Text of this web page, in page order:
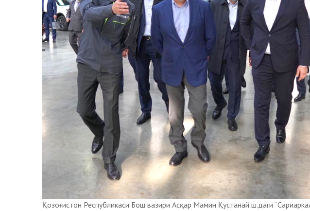
Қозоғистон Республикаси Бош вазири Асқар Мамин Қустанай ш.даги